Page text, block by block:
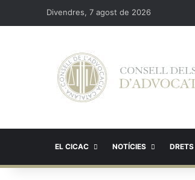
Divendres, 7 agost de 2026
EL CICAC NOTÍCIES